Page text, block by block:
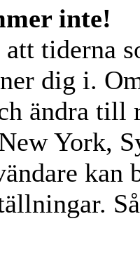
inte!
tiderna
dig i.
ändra till
York,
kan